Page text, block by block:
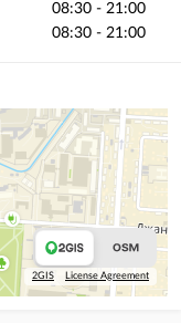
08:30 - 21:00
08:30 - 21:00
2GIS License Agreement